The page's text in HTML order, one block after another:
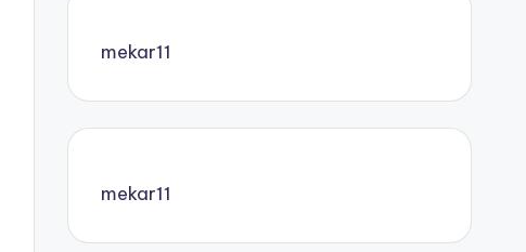
mekar11
mekar11